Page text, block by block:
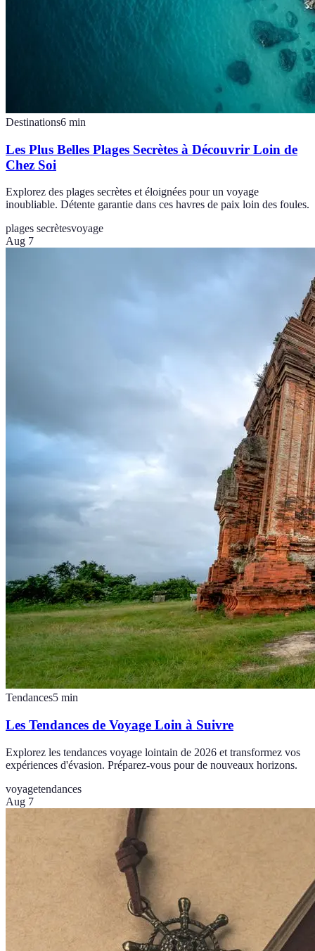
Destinations6 min
Les Plus Belles Plages Secrètes à Découvrir Loin de
Chez Soi
Explorez des plages secrètes et éloignées pour un voyage
inoubliable. Détente garantie dans ces havres de paix loin des foules.
plages secrètesvoyage
Aug 7
Tendances5 min
Les Tendances de Voyage Loin à Suivre
Explorez les tendances voyage lointain de 2026 et transformez vos
expériences d'évasion. Préparez-vous pour de nouveaux horizons.
voyagetendances
Aug 7